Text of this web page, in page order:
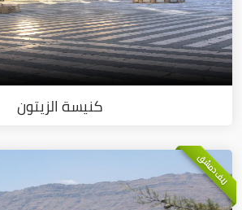
كنيسة الزيتون
ريف دمشق